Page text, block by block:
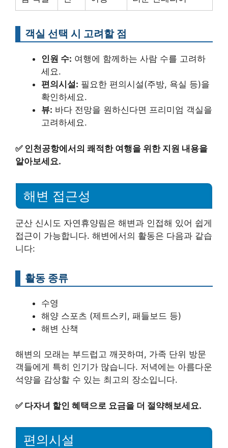
객실 선택 시 고려할 점
인원 수: 여행에 함께하는 사람 수를 고려하
세요.
편의시설: 필요한 편의시설(주방, 욕실 등)을
확인하세요.
뷰: 바다 전망을 원하신다면 프리미엄 객실을
고려하세요.
✅ 인천공항에서의 쾌적한 여행을 위한 지원 내용을
알아보세요.
해변 접근성
군산 신시도 자연휴양림은 해변과 인접해 있어 쉽게
접근이 가능합니다. 해변에서의 활동은 다음과 같습
니다:
활동 종류
수영
해양 스포츠 (제트스키, 패들보드 등)
해변 산책
해변의 모래는 부드럽고 깨끗하며, 가족 단위 방문
객들에게 특히 인기가 많습니다. 저녁에는 아름다운
석양을 감상할 수 있는 최고의 장소입니다.
✅ 다자녀 할인 혜택으로 요금을 더 절약해보세요.
편의시설